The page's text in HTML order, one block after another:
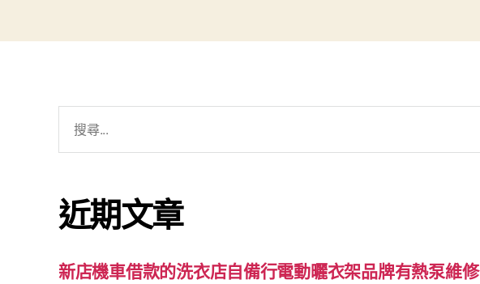
字:
近期文章
新店機車借款的洗衣店自備行電動曬衣架品牌有熱泵維修